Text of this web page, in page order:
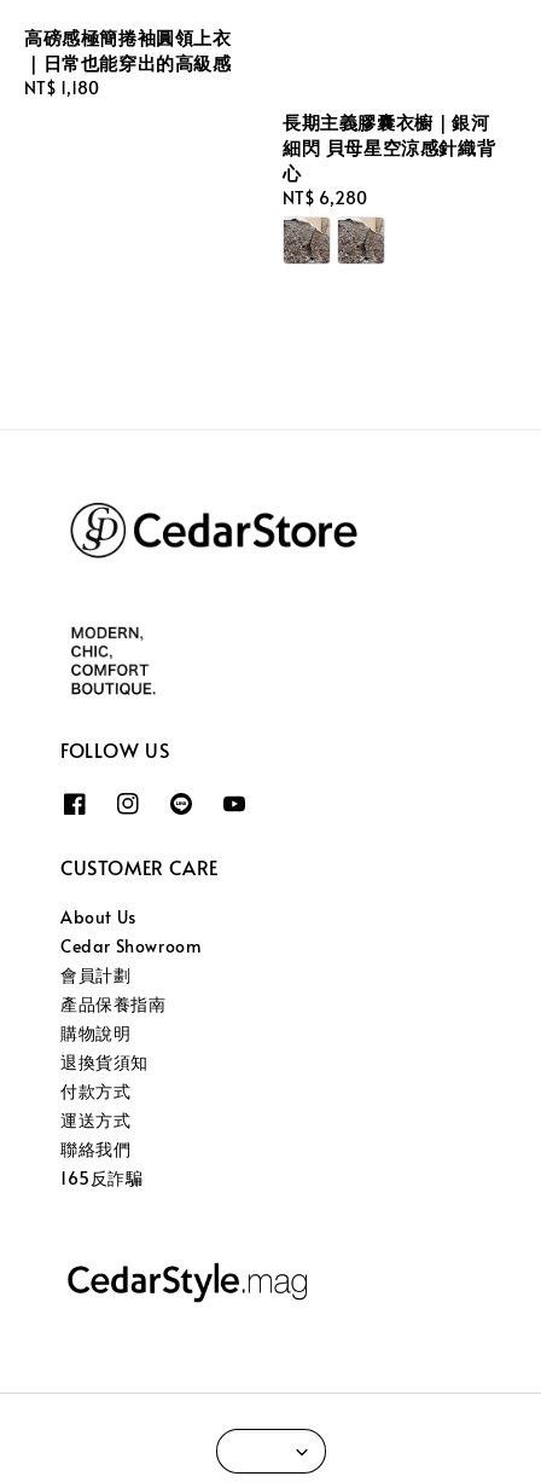
高磅感極簡捲袖圓領上衣
｜日常也能穿出的高級感
Regular
NT$ 1,180
長期主義膠囊衣櫥｜銀河
細閃 貝母星空涼感針織背
心
Regular
price
NT$ 6,280
FOLLOW US
CUSTOMER CARE
About Us
Cedar Showroom
會員計劃
產品保養指南
購物說明
退換貨須知
付款方式
運送方式
聯絡我們
165反詐騙